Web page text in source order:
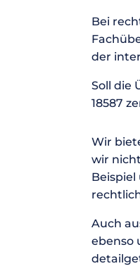
Bei
der
Soll die
18587
Wir
wir
Auch
ebenso